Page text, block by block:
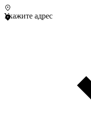
Укажите адрес